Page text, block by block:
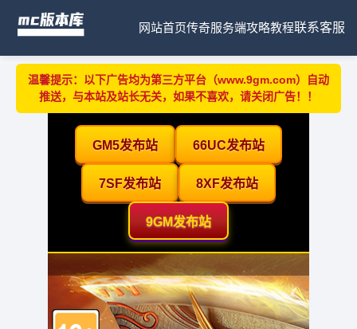
网站首页传奇服务端攻略教程联系客服
温馨提示：以下广告均为第三方平台（www.9gm.com）自动
推送，与本站及站长无关，如果不喜欢，请关闭广告！！